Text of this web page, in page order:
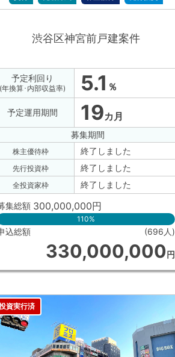
渋谷区神宮前戸建案件
予定利回り
(年換算･内部収益率) 5.1 ％
予定運用期間 19カ月
募集期間
株主優待枠
先行投資枠
全投資家枠
終了しました
終了しました
終了しました
集総額 300,000,000円
110%
込総額 (696人)
330,000,000円
資実行済